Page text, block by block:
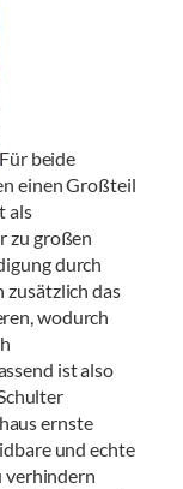
Für beide
einen Großteil
als
zu großen
durch
das
wodurch
ist also
ernste
und echte
verhindern